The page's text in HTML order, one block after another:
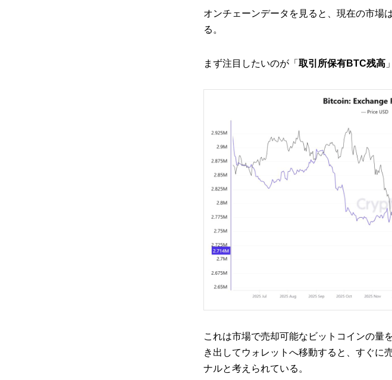
オンチェーンデータを見ると、現在の市場
る。
まず注目したいのが「 取引所保有BTC残高
これは市場で売却可能なビットコインの量
き出してウォレットへ移動すると、すぐに
ナルと考えられている。